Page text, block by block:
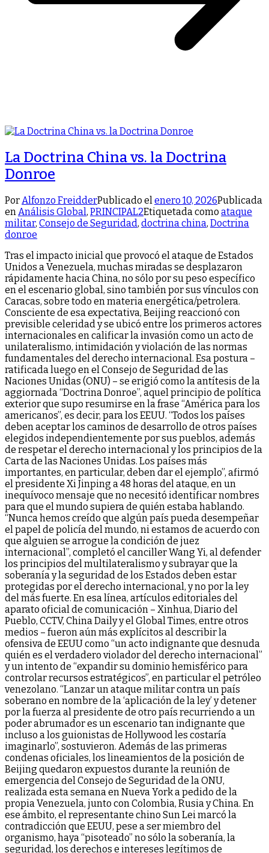
La Doctrina China vs. la Doctrina
Donroe
Por Alfonzo FreidderPublicado el enero 10, 2026Publicada
en Análisis Global, PRINCIPAL2Etiquetada como ataque
militar, Consejo de Seguridad, doctrina china, Doctrina
donroe
Tras el impacto inicial que provocó el ataque de Estados
Unidos a Venezuela, muchas miradas se desplazaron
rápidamente hacia China, no sólo por su peso específico
en el escenario global, sino también por sus vínculos con
Caracas, sobre todo en materia energética/petrolera.
Consciente de esa expectativa, Beijing reaccionó con
previsible celeridad y se ubicó entre los primeros actores
internacionales en calificar la invasión como un acto de
unilateralismo, intimidación y violación de las normas
fundamentales del derecho internacional. Esa postura –
ratificada luego en el Consejo de Seguridad de las
Naciones Unidas (ONU) – se erigió como la antítesis de la
aggiornada “Doctrina Donroe”, aquel principio de política
exterior que supo resumirse en la frase “América para los
americanos”, es decir, para los EEUU. “Todos los países
deben aceptar los caminos de desarrollo de otros países
elegidos independientemente por sus pueblos, además
de respetar el derecho internacional y los principios de la
Carta de las Naciones Unidas. Los países más
importantes, en particular, deben dar el ejemplo”, afirmó
el presidente Xi Jinping a 48 horas del ataque, en un
inequívoco mensaje que no necesitó identificar nombres
para que el mundo supiera de quién estaba hablando.
“Nunca hemos creído que algún país pueda desempeñar
el papel de policía del mundo, ni estamos de acuerdo con
que alguien se arrogue la condición de juez
internacional”, completó el canciller Wang Yi, al defender
los principios del multilateralismo y subrayar que la
soberanía y la seguridad de los Estados deben estar
protegidas por el derecho internacional, y no por la ley
del más fuerte. En esa línea, artículos editoriales del
aparato oficial de comunicación – Xinhua, Diario del
Pueblo, CCTV, China Daily y el Global Times, entre otros
medios – fueron aún más explícitos al describir la
ofensiva de EEUU como “un acto indignante que desnuda
quién es el verdadero violador del derecho internacional”
y un intento de “expandir su dominio hemisférico para
controlar recursos estratégicos”, en particular el petróleo
venezolano. “Lanzar un ataque militar contra un país
soberano en nombre de la ‘aplicación de la ley’ y detener
por la fuerza al presidente de otro país recurriendo a un
poder abrumador es un escenario tan indignante que
incluso a los guionistas de Hollywood les costaría
imaginarlo”, sostuvieron. Además de las primeras
condenas oficiales, los lineamientos de la posición de
Beijing quedaron expuestos durante la reunión de
emergencia del Consejo de Seguridad de la ONU,
realizada esta semana en Nueva York a pedido de la
propia Venezuela, junto con Colombia, Rusia y China. En
ese ámbito, el representante chino Sun Lei marcó la
contradicción que EEUU, pese a ser miembro del
organismo, haya “pisoteado” no sólo la soberanía, la
seguridad, los derechos e intereses legítimos de